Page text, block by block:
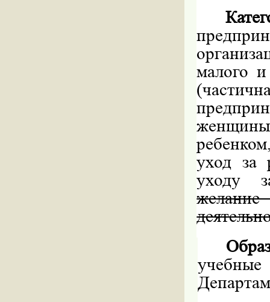
малого
уход за
уходу